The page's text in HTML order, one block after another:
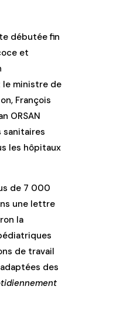
débutée fin
et
ministre de
François
ORSAN
sanitaires
les hôpitaux
de 7 000
une lettre
la
de travail
des